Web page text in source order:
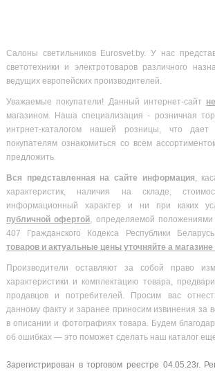
Салоны светильников Eurosvet.by. У нас
светотехники и электротоваров различного
ведущих европейских производителей.
Уважаемые покупатели! Данный интернет-сайт
магазином. Наша специализация - розничная
интрнет-каталогом нашей розницы, что
покупателям ознакомиться со всем
предложить.
Вся представленная на сайте информация,
характеристик, наличия на складе,
информационный характер и ни при каких
публичной офертой, определяемой положениями
407 Гражданского Кодекса Республики
товаров и актуальные цены уточняйте а
Производители оставляют за собой право
характеристики и комплектацию товара,
продавцов и потребителей. Просим вас
данному факту и заранее приносим извинения за
в описании и фотографиях товара. Будем
об ошибках — это поможет сделать наш каталог
Зарегистрирован в торговом реестре 04.05.23г.